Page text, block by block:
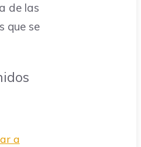
de las
que se
a